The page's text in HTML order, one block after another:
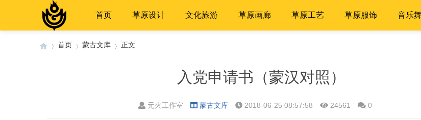
首页 草原设计 文化旅游 草原画廊 草原工艺 草原服饰 音乐
首页 蒙古文库 正文
入党申请书（蒙汉对照）
元火工作室 蒙古文库 2018-06-25 08:57:58 24561 0